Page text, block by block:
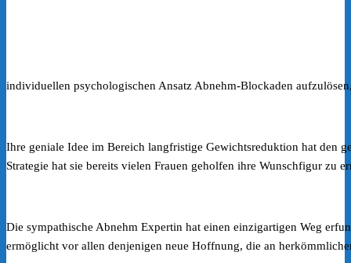
individuellen psychologischen Ansatz Abnehm-Blockaden
Ihre geniale Idee im Bereich langfristige Gewichtsreduktion hat den
Strategie hat sie bereits vielen Frauen geholfen ihre Wunschfigur zu
Die sympathische Abnehm Expertin hat einen einzigartigen Weg
ermöglicht vor allen denjenigen neue Hoffnung, die an